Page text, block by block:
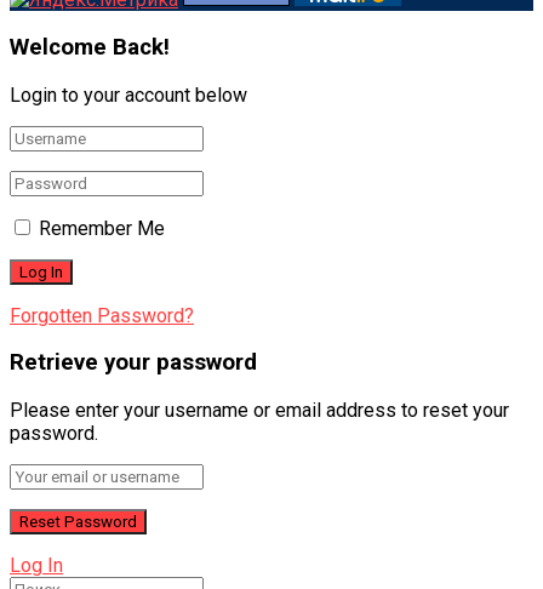
Welcome Back!
Login to your account below
Remember Me
Forgotten Password?
Retrieve your password
Please enter your username or email address to reset your
password.
Log In